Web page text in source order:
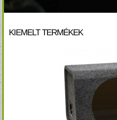
KIEMELT TERMÉKEK